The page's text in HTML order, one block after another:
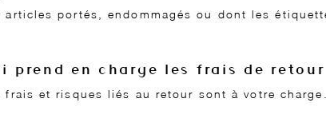
articles portés, endommagés ou dont les
prend en charge les frais de retour
frais et risques liés au retour sont à votre charge.